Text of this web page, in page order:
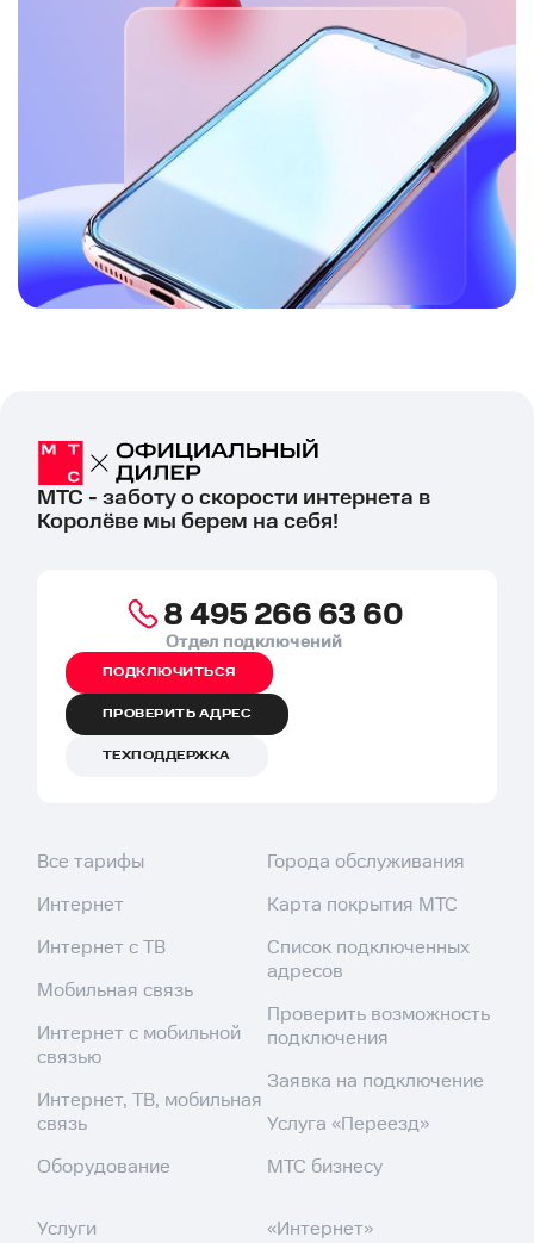
МТС - заботу о скорости интернета в
Королёве мы берем на себя!
8 495 266 63 60
Отдел подключений
ПОДКЛЮЧИТЬСЯ
ПРОВЕРИТЬ АДРЕС
ТЕХПОДДЕРЖКА
Все тарифы
Интернет
Интернет с ТВ
Мобильная связь
Интернет с мобильной
связью
Интернет, ТВ, мобильная
связь
Оборудование
Города обслуживания
Карта покрытия МТС
Список подключенных
адресов
Проверить возможность
подключения
Заявка на подключение
Услуга «Переезд»
МТС бизнесу
Услуги
«Интернет»